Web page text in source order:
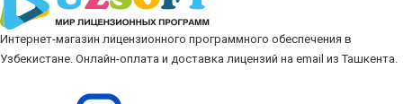
Интернет-магазин лицензионного программного обеспечения в
Узбекистане. Онлайн-оплата и доставка лицензий на email из Ташкента.